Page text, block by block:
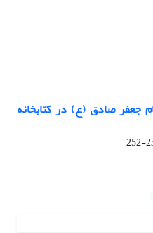
جعفر صادق (ع) در کتابخانه